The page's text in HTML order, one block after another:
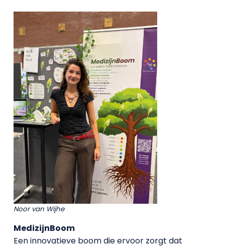
Noor van Wijhe
MedizijnBoom
Een innovatieve boom die ervoor zorgt dat